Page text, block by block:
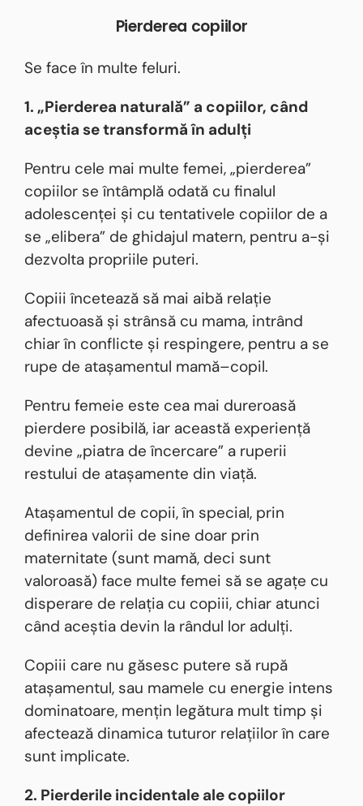
Pierderea copiilor
Se face în multe feluri.
1. „Pierderea naturală” a copiilor, când
aceștia se transformă în adulți
Pentru cele mai multe femei, „pierderea”
copiilor se întâmplă odată cu finalul
adolescenței și cu tentativele copiilor de a
se „elibera” de ghidajul matern, pentru a-și
dezvolta propriile puteri.
Copiii încetează să mai aibă relație
afectuoasă și strânsă cu mama, intrând
chiar în conflicte și respingere, pentru a se
rupe de atașamentul mamă–copil.
Pentru femeie este cea mai dureroasă
pierdere posibilă, iar această experiență
devine „piatra de încercare” a ruperii
restului de atașamente din viață.
Atașamentul de copii, în special, prin
definirea valorii de sine doar prin
maternitate (sunt mamă, deci sunt
valoroasă) face multe femei să se agațe cu
disperare de relația cu copiii, chiar atunci
când aceștia devin la rândul lor adulți.
Copiii care nu găsesc putere să rupă
atașamentul, sau mamele cu energie intens
dominatoare, mențin legătura mult timp și
afectează dinamica tuturor relațiilor în care
sunt implicate.
2. Pierderile incidentale ale copiilor